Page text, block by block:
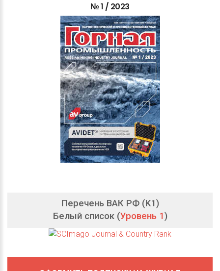
№1 / 2023
Перечень ВАК РФ (K1)
Белый список (Уровень 1)